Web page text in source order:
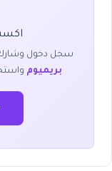
سجل دخول
بريميوم